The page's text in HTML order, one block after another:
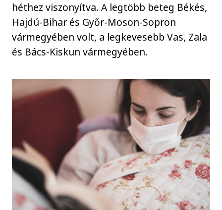
héthez viszonyítva. A legtöbb beteg Békés,
Hajdú-Bihar és Győr-Moson-Sopron
vármegyében volt, a legkevesebb Vas, Zala
és Bács-Kiskun vármegyében.